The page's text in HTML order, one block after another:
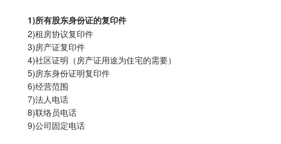
1)所有股东身份证的复印件
2)租房协议复印件
3)房产证复印件
4)社区证明（房产证用途为住宅的需要）
5)房东身份证明复印件
6)经营范围
7)法人电话
8)联络员电话
9)公司固定电话